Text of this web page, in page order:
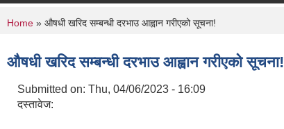
You are here
Home » औषधी खरिद सम्बन्धी दरभाउ आह्वान गरीएको सूचना!
औषधी खरिद सम्बन्धी दरभाउ आह्वान गरीएको सूचना!
Submitted on: Thu, 04/06/2023 - 16:09
दस्तावेज: